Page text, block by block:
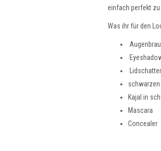
einfach perfekt zu
Was ihr für den
schwarzen
Kajal in
Mascara
Concealer